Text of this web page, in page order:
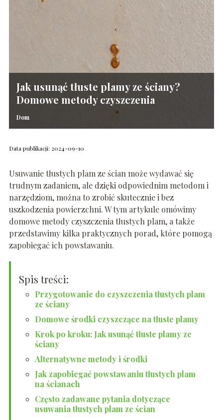
Jak usunąć tłuste plamy ze ściany?
Domowe metody czyszczenia
Dom
Data publikacji: 2024-09-10
Usuwanie tłustych plam ze ścian może wydawać się
trudnym zadaniem, ale dzięki odpowiednim metodom i
narzędziom, można to zrobić skutecznie i bez
uszkodzenia powierzchni. W tym artykule omówimy
domowe metody czyszczenia tłustych plam, a także
przedstawimy kilka praktycznych porad, które pomogą
zapobiegać ich powstawaniu.
Spis treści:
Przygotowanie do czyszczenia tłustych plam
ze ściany
Domowe środki czyszczące na tłuste plamy
Krok po kroku: Jak usunąć tłuste plamy ze
ściany
Alternatywne metody i środki
Jak zapobiegać powstawaniu tłustych plam
na ścianach
Często zadawane pytania dotyczące
usuwania tłustych plam ze ścian